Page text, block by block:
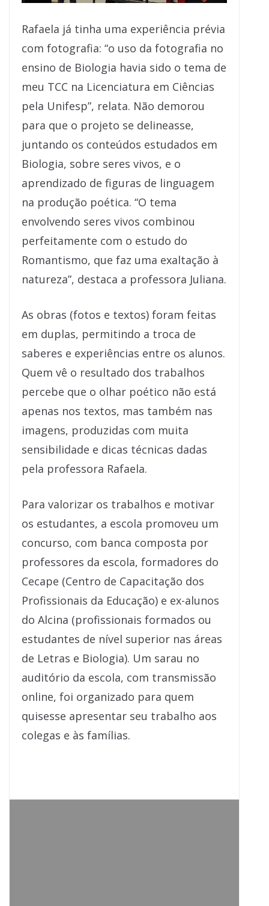
Rafaela já tinha uma experiência prévia
com fotografia: “o uso da fotografia no
ensino de Biologia havia sido o tema de
meu TCC na Licenciatura em Ciências
pela Unifesp”, relata. Não demorou
para que o projeto se delineasse,
juntando os conteúdos estudados em
Biologia, sobre seres vivos, e o
aprendizado de figuras de linguagem
na produção poética. “O tema
envolvendo seres vivos combinou
perfeitamente com o estudo do
Romantismo, que faz uma exaltação à
natureza”, destaca a professora Juliana.
As obras (fotos e textos) foram feitas
em duplas, permitindo a troca de
saberes e experiências entre os alunos.
Quem vê o resultado dos trabalhos
percebe que o olhar poético não está
apenas nos textos, mas também nas
imagens, produzidas com muita
sensibilidade e dicas técnicas dadas
pela professora Rafaela.
Para valorizar os trabalhos e motivar
os estudantes, a escola promoveu um
concurso, com banca composta por
professores da escola, formadores do
Cecape (Centro de Capacitação dos
Profissionais da Educação) e ex-alunos
do Alcina (profissionais formados ou
estudantes de nível superior nas áreas
de Letras e Biologia). Um sarau no
auditório da escola, com transmissão
online, foi organizado para quem
quisesse apresentar seu trabalho aos
colegas e às famílias.